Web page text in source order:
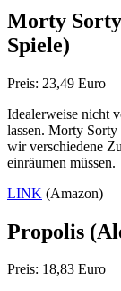
Morty
Spiele)
Preis: 23,49 Euro
Idealerweise nicht
lassen. Morty
wir verschiedene
einräumen müssen.
LINK (Amazon)
Propolis
Preis: 18,83 Euro